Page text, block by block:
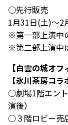
○先行販売
1月31日(土)～2
※第一部上演中
※第二部上演中
【白雲の城オフ
【氷川茶房コラ
○劇場1階エン
演後）
○３階ロビー売